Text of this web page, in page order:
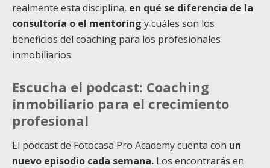
realmente esta disciplina, en qué se diferencia de la
consultoría o el mentoring y cuáles son los
beneficios del coaching para los profesionales
inmobiliarios.
Escucha el podcast: Coaching
inmobiliario para el crecimiento
profesional
El podcast de Fotocasa Pro Academy cuenta con un
nuevo episodio cada semana. Los encontrarás en